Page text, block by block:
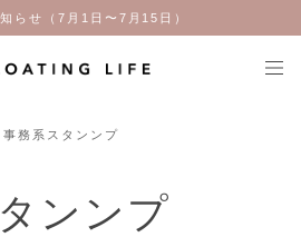
らせ（7月1日〜7月15日）
事務系スタンンプ
ンンプ